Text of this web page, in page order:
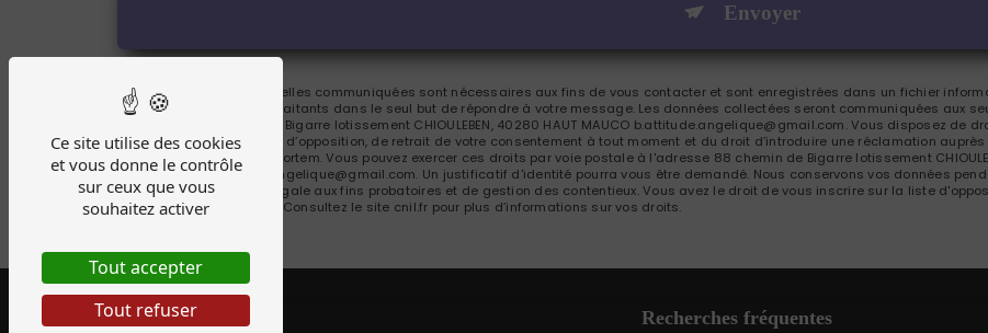
Envoyer
** Les données personnelles communiquées sont nécessaires aux fins de vous contacter et sont enregistrées dans un fichier
Bousquet et ses sous-traitants dans le seul but de répondre à votre message. Les données collectées seront communiquées aux
Bousquet 88 chemin de Bigarre lotissement CHIOULEBEN, 40280 HAUT MAUCO b.attitude.angelique@gmail.com. Vous disposez de
portabilité, de limitation, d’opposition, de retrait de votre consentement à tout moment et du droit d’introduire une réclamation
de vos données post-mortem. Vous pouvez exercer ces droits par voie postale à l'adresse 88 chemin de Bigarre lotissement
à l'adresse b.attitude.angelique@gmail.com. Un justificatif d'identité pourra vous être demandé. Nous conservons vos données
durée de prescription légale aux fins probatoires et de gestion des contentieux. Vous avez le droit de vous inscrire sur la liste
adresse:Bloctel.gouv.fr . Consultez le site cnil.fr pour plus d’informations sur vos droits.
Recherches fréquentes
Ce site utilise des cookies
et vous donne le contrôle
sur ceux que vous
souhaitez activer
Tout accepter
Tout refuser